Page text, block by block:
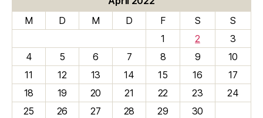
M
D M D F S
S
1
2
3
4
5 6 7 8 9
10
11
12 13 14 15 16
17
18
19 20 21 22 23
24
25
26 27 28 29 30